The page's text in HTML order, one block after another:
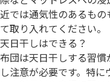
近では通気性のあるも
て取り入れてください。
天日干しはできる？
布団は天日干しする習
し注意が必要です。特